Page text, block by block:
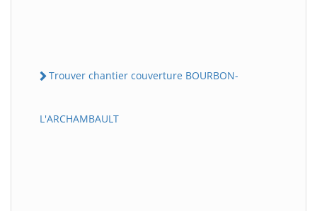
Trouver chantier couverture BOURBON-
L'ARCHAMBAULT